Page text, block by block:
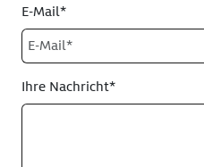
E-Mail*
Ihre Nachricht*